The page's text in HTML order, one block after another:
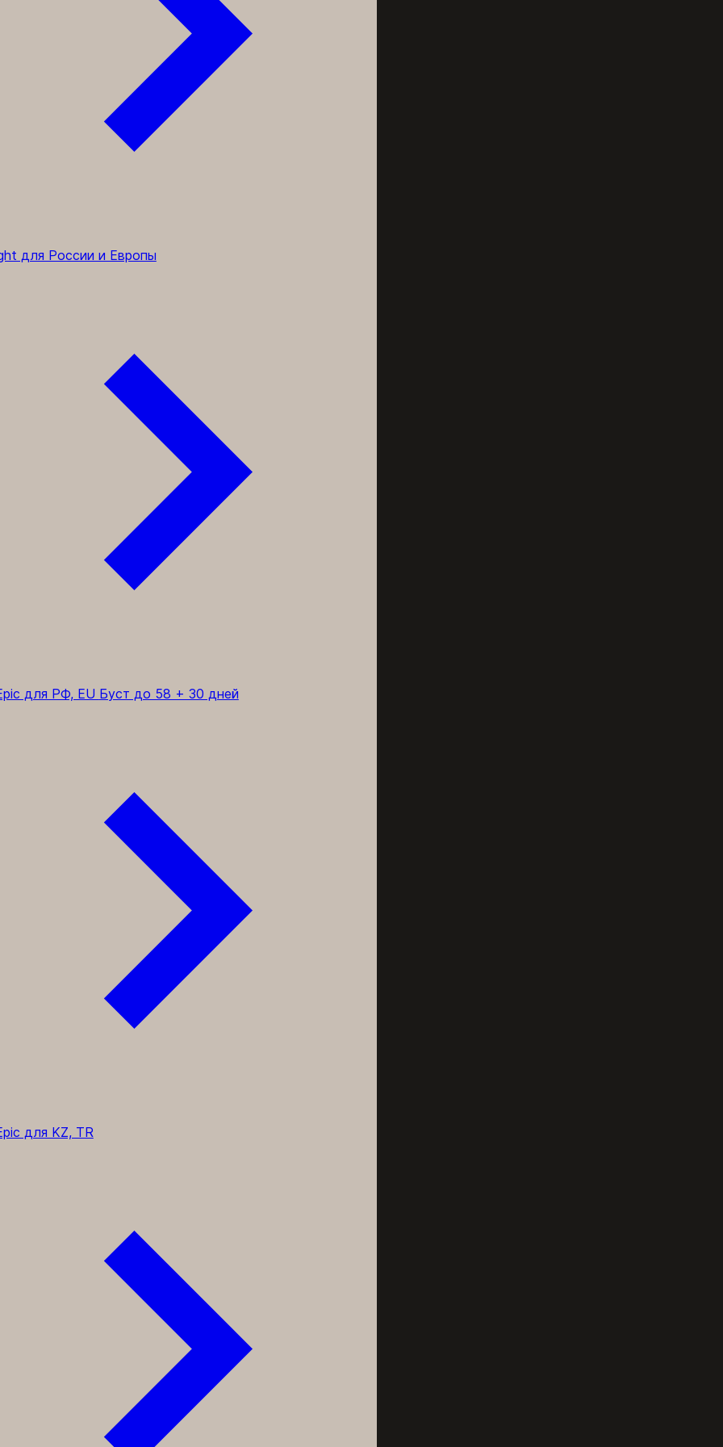
для России и Европы
для РФ, EU Буст до 58 + 30 дней
для KZ, TR